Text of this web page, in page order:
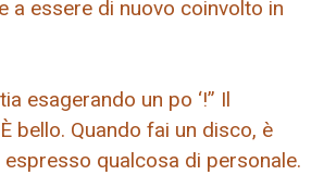
a essere di nuovo coinvolto in
esagerando un po ‘!” Il
bello. Quando fai un disco, è
qualcosa di personale.